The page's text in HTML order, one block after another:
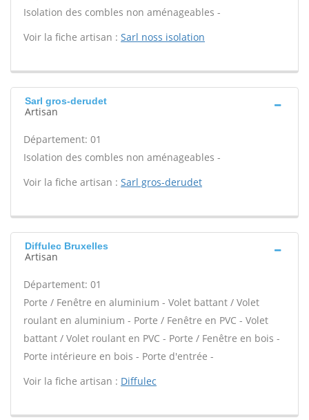
Isolation des combles non aménageables -
Voir la fiche artisan : Sarl noss isolation
Sarl gros-derudet
Artisan
Département: 01
Isolation des combles non aménageables -
Voir la fiche artisan : Sarl gros-derudet
Diffulec Bruxelles
Artisan
Département: 01
Porte / Fenêtre en aluminium - Volet battant / Volet
roulant en aluminium - Porte / Fenêtre en PVC - Volet
battant / Volet roulant en PVC - Porte / Fenêtre en bois -
Porte intérieure en bois - Porte d'entrée -
Voir la fiche artisan : Diffulec